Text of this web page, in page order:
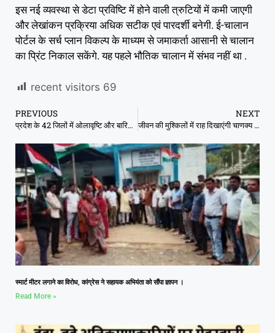
इस नई व्यवस्था से डेटा प्रविष्टि में होने वाली त्रुटियों में कमी जाएगी
और लेखांकन प्रक्रिया अधिक सटीक एवं पारदर्शी बनेगी. ई-चालान
पोर्टल के सर्च प्लान विकल्प के माध्यम से जमाकर्ता आसानी से चालान
का प्रिंट निकाल सकेंगे. यह पहले भौतिक चालान में संभव नहीं था .
recent visitors 69
PREVIOUS
प्रदेश के 42 जिलों में ओलावृष्टि और बारिश से फसलें बर्बाद, 14 जिलों में आज भी खतरे का अलर्ट
NEXT
जीवन की मुश्किलों में राह दिखाएंगी चाणक्य नीति: ऋण, शत्रु और रोग पर 10 जरूरी सूत्र
स्मार्ट मीटर लगाने का विरोध, कांग्रेस ने सहायक अभियंता को सौंपा ज्ञापन ।
Read More »